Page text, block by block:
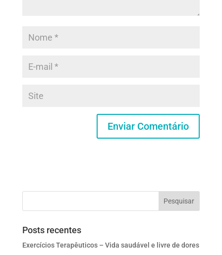
Posts recentes
Exercícios Terapêuticos – Vida saudável e livre de dores